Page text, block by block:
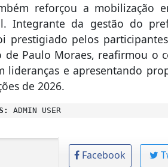
reforçou a mobilização
Integrante da gestão do
prestigiado pelos
de Paulo Moraes, reafirmou o
lideranças e apresentando
de 2026.
ADMIN USER
Facebook